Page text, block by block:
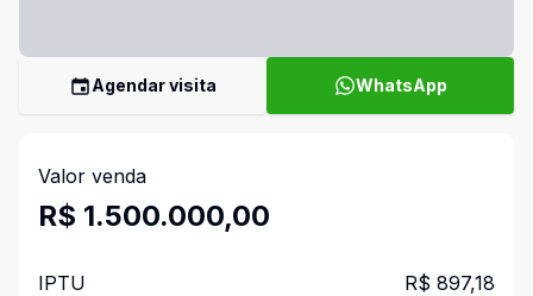
Agendar visita WhatsApp
Valor venda
R$ 1.500.000,00
IPTU R$ 897,18